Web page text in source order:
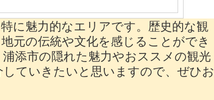
に魅力的なエリアです。歴史的な観
元の伝統や文化を感じることができ
添市の隠れた魅力やおススメの観光
ていきたいと思いますので、ぜひお